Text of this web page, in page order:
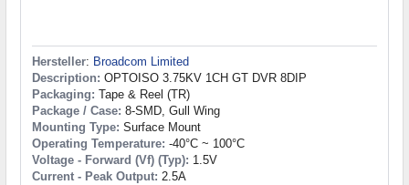
Hersteller: Broadcom Limited
Description: OPTOISO 3.75KV 1CH GT DVR 8DIP
Packaging: Tape & Reel (TR)
Package / Case: 8-SMD, Gull Wing
Mounting Type: Surface Mount
Operating Temperature: -40°C ~ 100°C
Voltage - Forward (Vf) (Typ): 1.5V
Current - Peak Output: 2.5A